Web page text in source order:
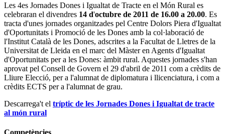
Les 4es Jornades Dones i Igualtat de Tracte en el Món Rural es
celebraran el divendres 14 d'octubre de 2011 de 16.00 a 20.00. Es
tracta d'unes jornades organitzades pel Centre Dolors Piera d'Igualtat
d'Oportunitats i Promoció de les Dones amb la col·laboració de
l'Institut Català de les Dones, adscrites a la Facultat de Lletres de la
Universitat de Lleida en el marc del Màster en Agents d'Igualtat
d'Oportunitats per a les Dones: àmbit rural. Aquestes jornades s'han
aprovat pel Consell de Govern el 29 d'abril de 2011 com a crèdits de
Lliure Elecció, per a l'alumnat de diplomatura i llicenciatura, i com a
crèdits ECTS per a l'alumnat de grau.
Descarrega't el tríptic de les Jornades Dones i Igualtat de tracte
al món rural
Competències